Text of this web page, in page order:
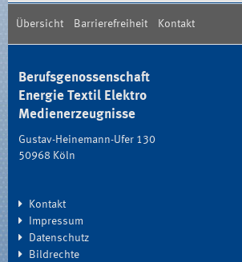
Übersicht Barrierefreiheit Kontakt
Berufsgenossenschaft
Energie Textil Elektro
Medienerzeugnisse
Gustav-Heinemann-Ufer 130
50968 Köln
Kontakt
Impressum
Datenschutz
Bildrechte